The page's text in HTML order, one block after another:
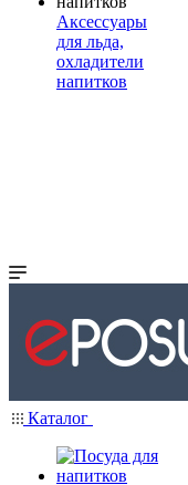
Аксессуары
для льда,
охладители
напитков
Каталог